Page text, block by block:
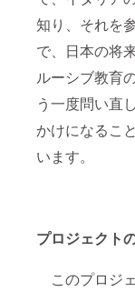
知り、それを
で、日本の将
ルーシブ教育
う一度問い直
かけになるこ
います。
プロジェクト
このプロジ